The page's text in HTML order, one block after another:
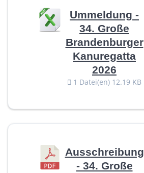
Ummeldung -
34. Große
Brandenburger
Kanuregatta
2026
1 Datei(en) 12.19 KB
Ausschreibung
- 34. Große